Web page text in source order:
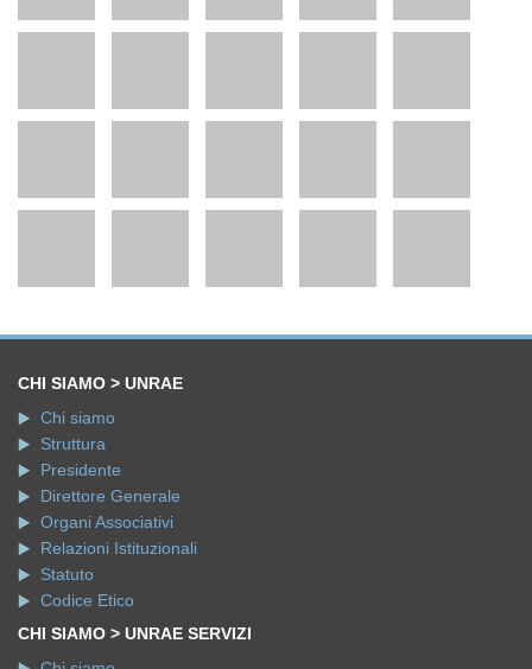
CHI SIAMO > UNRAE
Chi siamo
Struttura
Presidente
Direttore Generale
Organi Associativi
Relazioni Istituzionali
Statuto
Codice Etico
CHI SIAMO > UNRAE SERVIZI